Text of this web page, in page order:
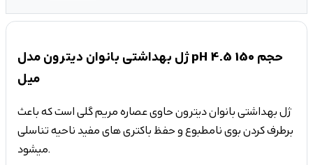
ژل بهداشتی بانوان دیترون مدل pH 4.5 حجم 150
میل
ژل بهداشتی بانوان دیترون حاوی عصاره مریم گلی است که باعث
برطرف کردن بوی نامطبوع و حفظ باکتری های مفید ناحیه تناسلی
میشود.